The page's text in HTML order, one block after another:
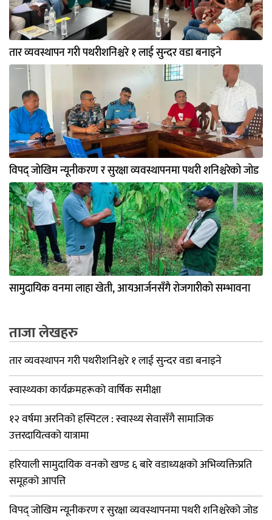
तार व्यवस्थापन गरी पथरीशनिश्चरे १ लाई सुन्दर वडा बनाइने
विपद् जोखिम न्यूनीकरण र सुरक्षा व्यवस्थापनमा पथरी शनिश्चरेको जोड
सामुदायिक वनमा लाहा खेती, आयआर्जनसँगै रोजगारीको सम्भावना
ताजा लेखहरु
तार व्यवस्थापन गरी पथरीशनिश्चरे १ लाई सुन्दर वडा बनाइने
स्वास्थ्यका कार्यक्रमहरूको वार्षिक समीक्षा
१२ वर्षमा अरनिको हस्पिटल : स्वास्थ्य सेवासँगै सामाजिक
उत्तरदायित्वको यात्रामा
हरियाली सामुदायिक वनको खण्ड ६ बारे वडाध्यक्षको अभिव्यक्तिप्रति
समूहको आपत्ति
विपद् जोखिम न्यूनीकरण र सुरक्षा व्यवस्थापनमा पथरी शनिश्चरेको जोड